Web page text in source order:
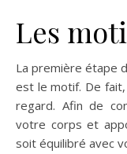
Les
La première étape
est le motif. De
regard. Afin de
votre corps et
soit équilibré avec